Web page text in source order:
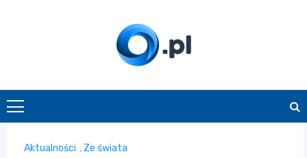
O.pl
Aktualności , Ze świata